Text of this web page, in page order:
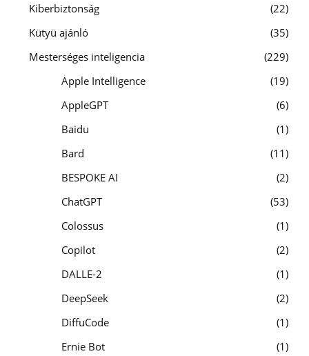
Kiberbiztonság
22
Kütyü ajánló
35
Mesterséges inteligencia
229
Apple Intelligence
19
AppleGPT
6
Baidu
1
Bard
11
BESPOKE AI
2
ChatGPT
53
Colossus
1
Copilot
2
DALLE-2
1
DeepSeek
2
DiffuCode
1
Ernie Bot
1